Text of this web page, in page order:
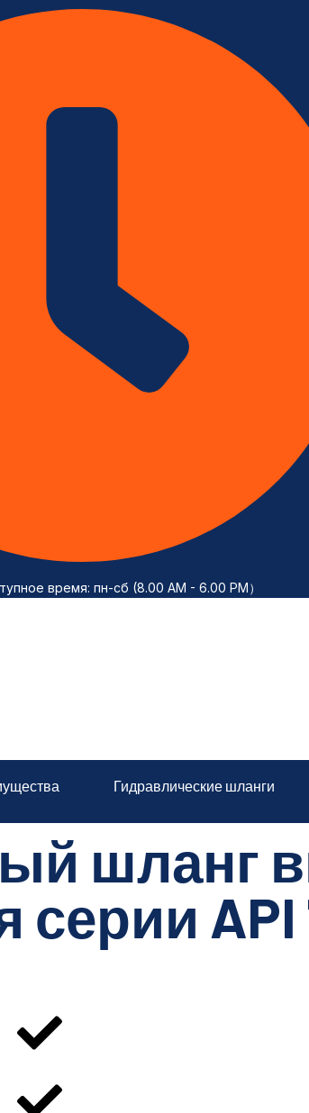
время: пн-сб (8.00 AM - 6.00 PM）
Гидравлические шланги
шланг
серии API